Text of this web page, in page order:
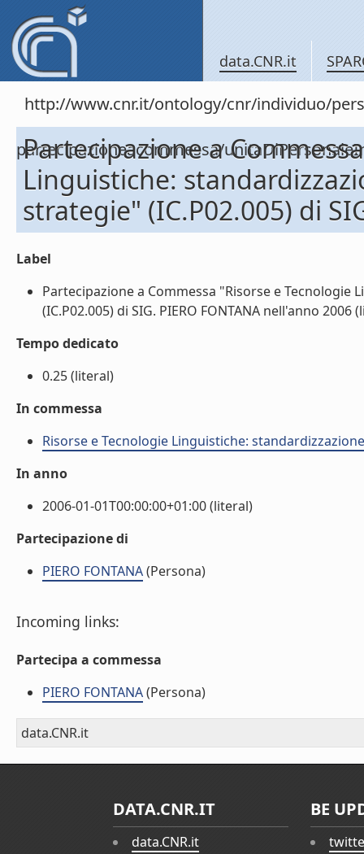
data.CNR.it
http://www.cnr.it/ontology/cnr/individuo/
partecipazioneacommessa/
Partecipazione a
Linguistiche:
strategie" (IC.P02.005) di
Label
Partecipazione a Commessa "Risorse e
(IC.P02.005) di SIG. PIERO FONTANA nell'anno 2006
Tempo dedicato
0.25 (literal)
In commessa
Risorse e Tecnologie Linguistiche:
In anno
2006-01-01T00:00:00+01:00 (literal)
Partecipazione di
PIERO FONTANA(Persona)
Incoming links:
Partecipa a commessa
PIERO FONTANA(Persona)
data.CNR.it
DATA.CNR.IT
data.CNR.it
BE